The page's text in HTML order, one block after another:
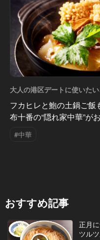
大人の港区デートに使いた
フカヒレと鮑の土鍋ご飯
布十番の“隠れ家中華”が
#中華
おすすめ記事
正月
ツル